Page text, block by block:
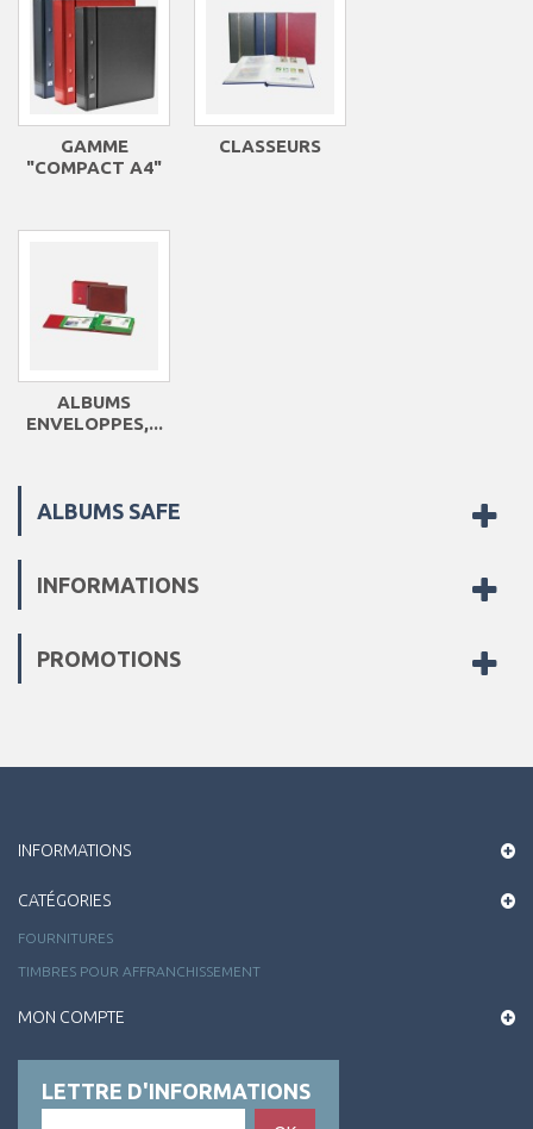
GAMME
"COMPACT A4"
CLASSEURS
ALBUMS
ENVELOPPES,...
ALBUMS SAFE
INFORMATIONS
PROMOTIONS
INFORMATIONS
CATÉGORIES
FOURNITURES
TIMBRES POUR AFFRANCHISSEMENT
MON COMPTE
LETTRE D'INFORMATIONS